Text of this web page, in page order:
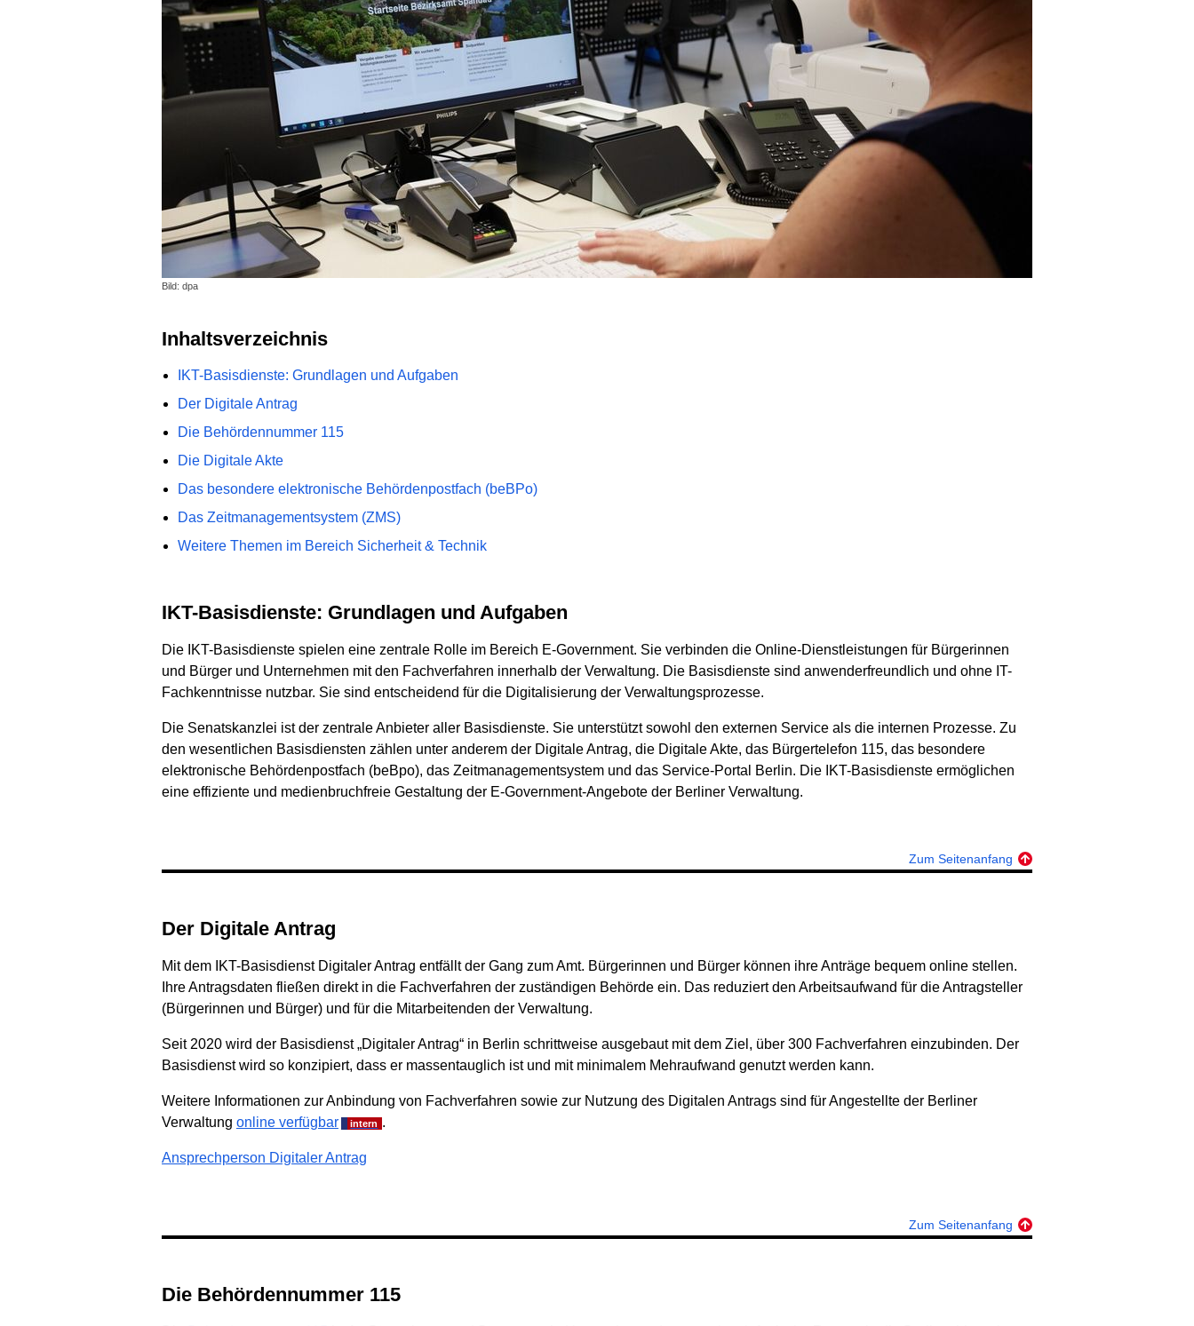
Bild: dpa
Inhaltsverzeichnis
IKT-Basisdienste: Grundlagen und Aufgaben
Der Digitale Antrag
Die Behördennummer 115
Die Digitale Akte
Das besondere elektronische Behördenpostfach (beBPo)
Das Zeitmanagementsystem (ZMS)
Weitere Themen im Bereich Sicherheit & Technik
IKT-Basisdienste: Grundlagen und Aufgaben
Die IKT-Basisdienste spielen eine zentrale Rolle im Bereich E-Government. Sie verbinden die Online-Dienstleistungen für Bürgerinnen
und Bürger und Unternehmen mit den Fachverfahren innerhalb der Verwaltung. Die Basisdienste sind anwenderfreundlich und ohne IT-
Fachkenntnisse nutzbar. Sie sind entscheidend für die Digitalisierung der Verwaltungsprozesse.
Die Senatskanzlei ist der zentrale Anbieter aller Basisdienste. Sie unterstützt sowohl den externen Service als die internen Prozesse. Zu
den wesentlichen Basisdiensten zählen unter anderem der Digitale Antrag, die Digitale Akte, das Bürgertelefon 115, das besondere
elektronische Behördenpostfach (beBpo), das Zeitmanagementsystem und das Service-Portal Berlin. Die IKT-Basisdienste ermöglichen
eine effiziente und medienbruchfreie Gestaltung der E-Government-Angebote der Berliner Verwaltung.
Zum Seitenanfang
Der Digitale Antrag
Mit dem IKT-Basisdienst Digitaler Antrag entfällt der Gang zum Amt. Bürgerinnen und Bürger können ihre Anträge bequem online stellen.
Ihre Antragsdaten fließen direkt in die Fachverfahren der zuständigen Behörde ein. Das reduziert den Arbeitsaufwand für die Antragsteller
(Bürgerinnen und Bürger) und für die Mitarbeitenden der Verwaltung.
Seit 2020 wird der Basisdienst „Digitaler Antrag“ in Berlin schrittweise ausgebaut mit dem Ziel, über 300 Fachverfahren einzubinden. Der
Basisdienst wird so konzipiert, dass er massentauglich ist und mit minimalem Mehraufwand genutzt werden kann.
Weitere Informationen zur Anbindung von Fachverfahren sowie zur Nutzung des Digitalen Antrags sind für Angestellte der Berliner
Verwaltung online verfügbar .
Ansprechperson Digitaler Antrag
Zum Seitenanfang
Die Behördennummer 115